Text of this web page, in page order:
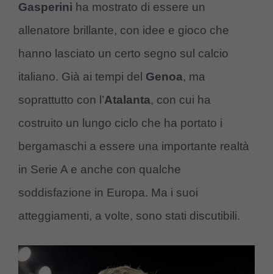
Gasperini ha mostrato di essere un
allenatore brillante, con idee e gioco che
hanno lasciato un certo segno sul calcio
italiano. Già ai tempi del Genoa, ma
soprattutto con l’Atalanta, con cui ha
costruito un lungo ciclo che ha portato i
bergamaschi a essere una importante realtà
in Serie A e anche con qualche
soddisfazione in Europa. Ma i suoi
atteggiamenti, a volte, sono stati discutibili.